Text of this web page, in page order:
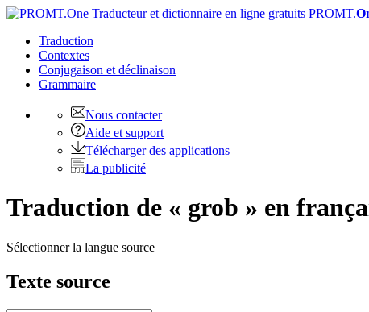
PROMT.
Traduction
Contextes
Conjugaison et déclinaison
Grammaire
Nous contacter
Aide et support
Télécharger des applications
La publicité
Traduction de « grob » en
Sélectionner la langue source
Texte source